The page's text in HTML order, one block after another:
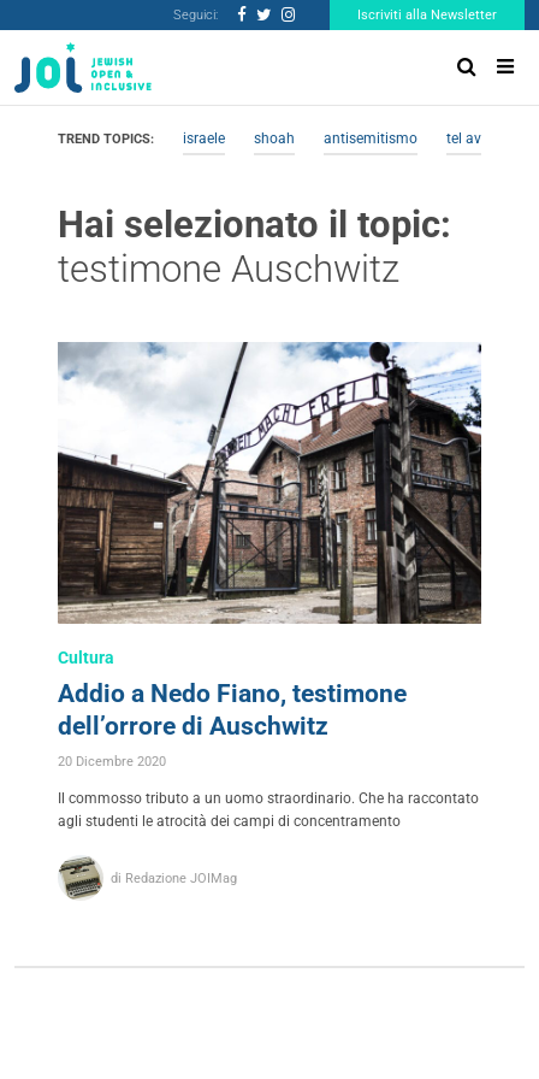
Seguici: Iscriviti alla Newsletter
TREND TOPICS: israele shoah antisemitismo tel aviv
Hai selezionato il topic:
testimone Auschwitz
Cultura
Addio a Nedo Fiano, testimone
dell’orrore di Auschwitz
20 Dicembre 2020
Il commosso tributo a un uomo straordinario. Che ha raccontato
agli studenti le atrocità dei campi di concentramento
di Redazione JOIMag